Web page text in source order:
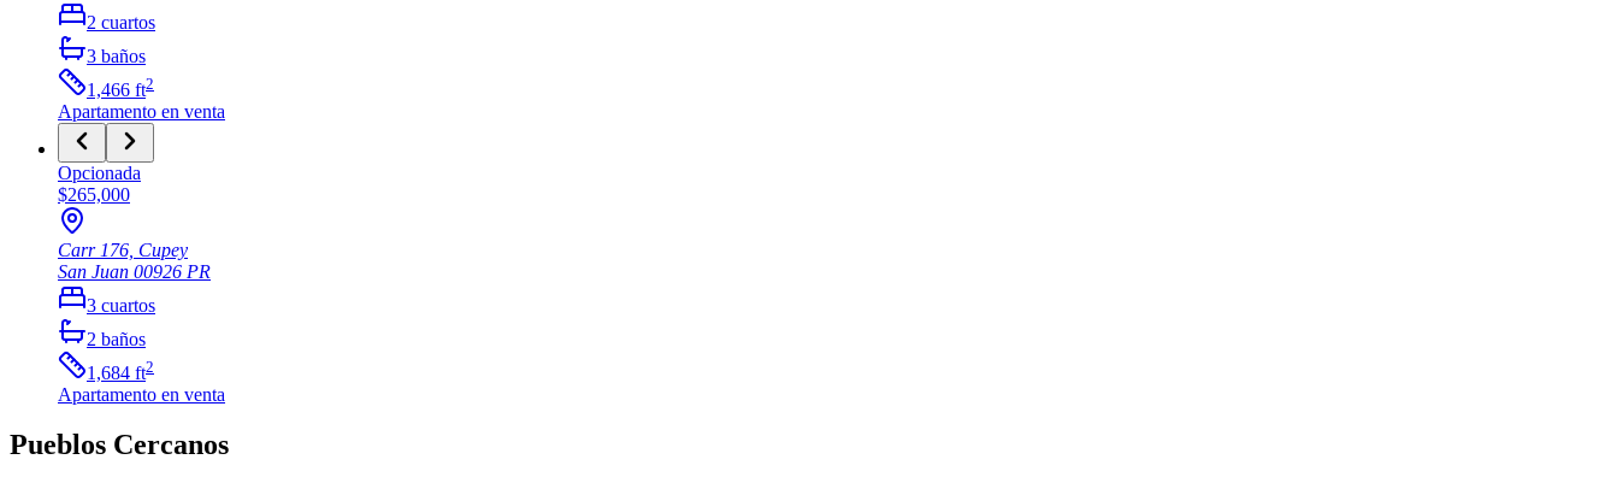
2 cuartos
3 baños
1,466 ft2
Apartamento en venta
Opcionada
$265,000
Carr 176, Cupey
San Juan 00926 PR
3 cuartos
2 baños
1,684 ft2
Apartamento en venta
Pueblos Cercanos